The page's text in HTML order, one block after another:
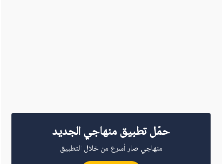
حمّل تطبيق منهاجي الجديد
منهاجي صار أسرع من خلال التطبيق